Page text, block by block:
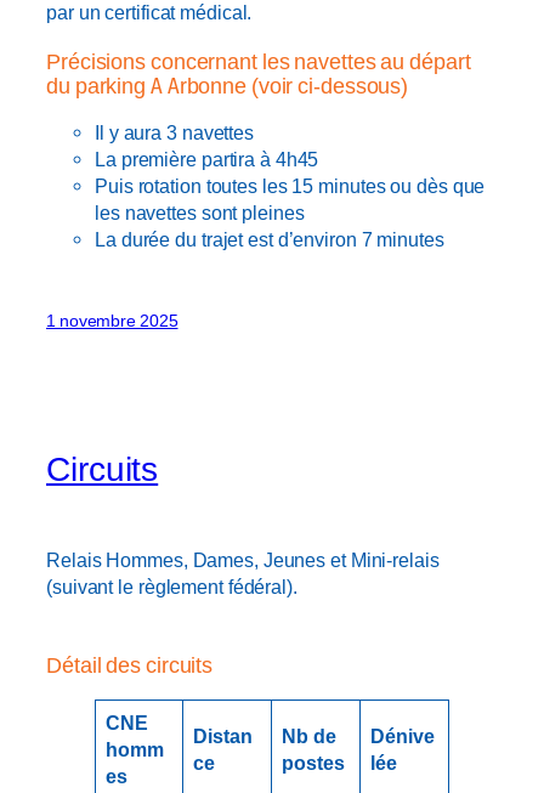
par un certificat médical.
Précisions concernant les navettes au départ
du parking A Arbonne (voir ci-dessous)
Il y aura 3 navettes
La première partira à 4h45
Puis rotation toutes les 15 minutes ou dès que
les navettes sont pleines
La durée du trajet est d’environ 7 minutes
1 novembre 2025
Circuits
Relais Hommes, Dames, Jeunes et Mini-relais
(suivant le règlement fédéral).
Détail des circuits
CNE
homm
es
Distan
ce
Nb de
postes
Dénive
lée